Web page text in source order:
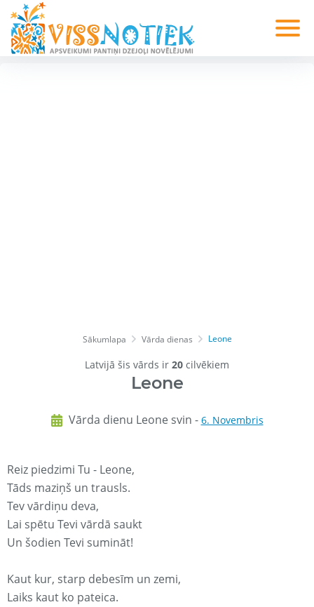
Sākumlapa Vārda dienas Leone
Latvijā šis vārds ir 20 cilvēkiem
Leone
Vārda dienu Leone svin - 6. Novembris
Reiz piedzimi Tu - Leone,
Tāds maziņš un trausls.
Tev vārdiņu deva,
Lai spētu Tevi vārdā saukt
Un šodien Tevi sumināt!
Kaut kur, starp debesīm un zemi,
Laiks kaut ko pateica.